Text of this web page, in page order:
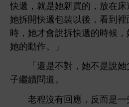
遞，就
買 ，放
拆
遞包裝以 ， 到裡
，
才 拆 遞 候，
作。」
「還
對，
子繼續問
。
老程沒
回應，反而